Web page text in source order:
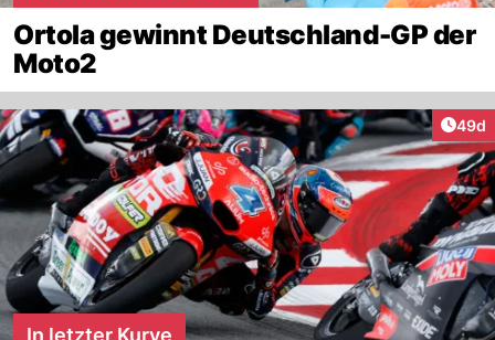
Ortola gewinnt Deutschland-GP der
Moto2
49d
In letzter Kurve